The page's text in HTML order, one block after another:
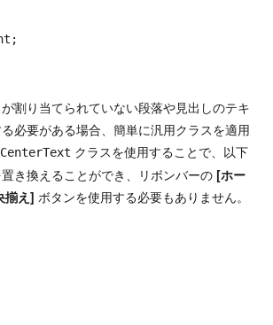
割り当てられていない段落や見出しのテキ
必要がある場合、簡単に汎用クラスを適用
クラスを使用することで、以下
き換えることができ、リボンバーの [ホー
揃え] ボタンを使用する必要もありません。